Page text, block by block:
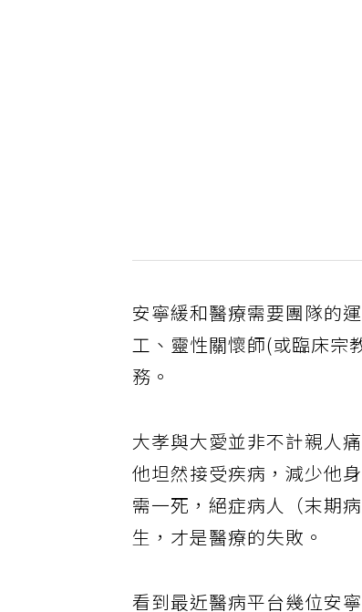
安寧緩和醫療需要團隊的
工、靈性關懷師(或臨床宗
務。
大孝與大愛並非不計親人
他坦然接受疾病，減少他
需一死，絕症病人（末期
生，才是醫療的失敗。